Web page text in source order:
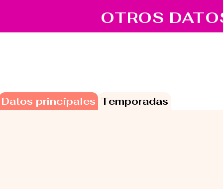
OTROS
Datos principales Temporadas